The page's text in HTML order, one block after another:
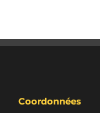
Coordonnées